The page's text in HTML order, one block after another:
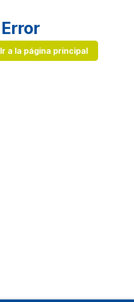
Error
Ir a la página principal